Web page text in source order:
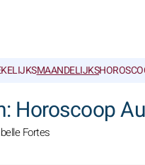
MAANDELIJKS
Horoscoop
Fortes